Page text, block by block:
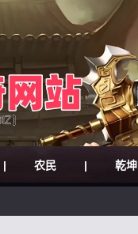
| 农民 | 乾坤